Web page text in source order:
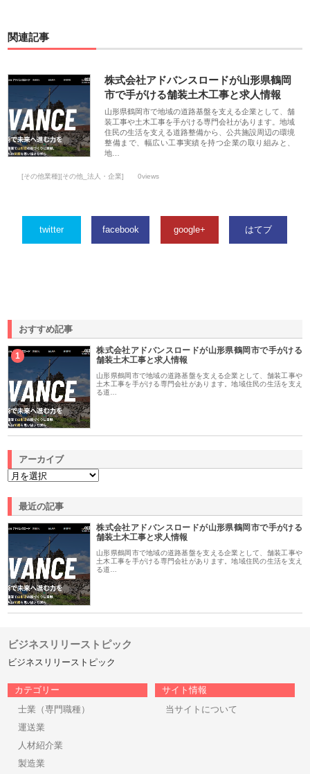
関連記事
株式会社アドバンスロードが山形県鶴岡
市で手がける舗装土木工事と求人情報
山形県鶴岡市で地域の道路基盤を支える企業として、舗
装工事や土木工事を手がける専門会社があります。地域
住民の生活を支える道路整備から、公共施設周辺の環境
整備まで、幅広い工事実績を持つ企業の取り組みと、
地…
[その他業種][その他_法人・企業] 0views
twitter facebook google+ はてブ
おすすめ記事
1
株式会社アドバンスロードが山形県鶴岡市で手がける
舗装土木工事と求人情報
山形県鶴岡市で地域の道路基盤を支える企業として、舗装工事や
土木工事を手がける専門会社があります。地域住民の生活を支え
る道…
アーカイブ
最近の記事
株式会社アドバンスロードが山形県鶴岡市で手がける
舗装土木工事と求人情報
山形県鶴岡市で地域の道路基盤を支える企業として、舗装工事や
土木工事を手がける専門会社があります。地域住民の生活を支え
る道…
ビジネスリリーストピック
ビジネスリリーストピック
カテゴリー
士業（専門職種）
運送業
人材紹介業
製造業
サイト情報
当サイトについて